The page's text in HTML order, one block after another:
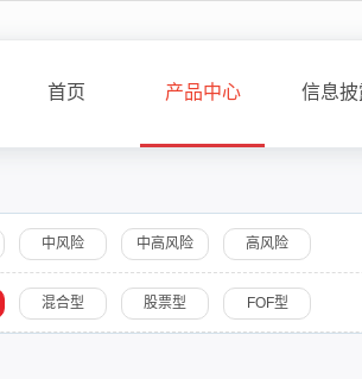
首页 产品中心 信息披
中风险 中高风险 高风险
混合型 股票型 FOF型